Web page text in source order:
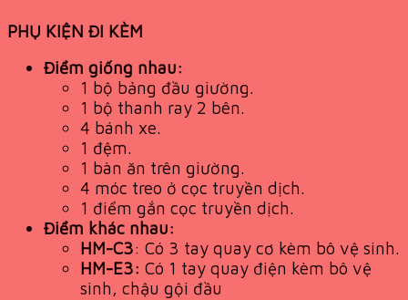
PHỤ KIỆN ĐI KÈM
Điểm giống nhau:
1 bộ bảng đầu giường.
1 bộ thanh ray 2 bên.
4 bánh xe.
1 đệm.
1 bàn ăn trên giường.
4 móc treo ở cọc truyền dịch.
1 điểm gắn cọc truyền dịch.
Điểm khác nhau:
HM-C3: Có 3 tay quay cơ kèm bô vệ sinh.
HM-E3: Có 1 tay quay điện kèm bô vệ
sinh, chậu gội đầu